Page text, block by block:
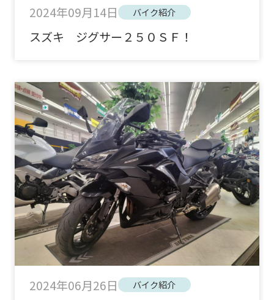
2024年09月14日 バイク紹介
スズキ ジグサー２５０ＳＦ！
2024年06月26日 バイク紹介